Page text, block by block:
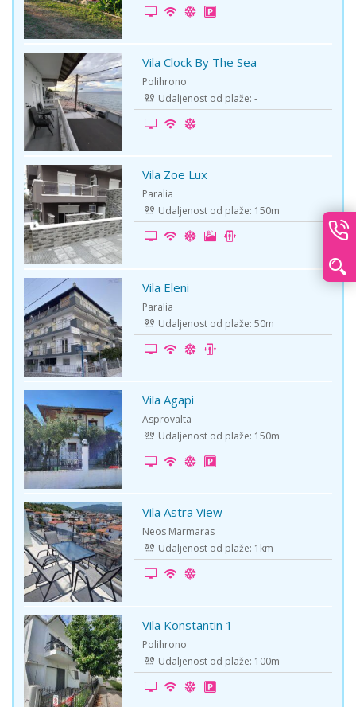
-10% Vila Clock By The Sea
Polihrono
Udaljenost od plaže: -
-5% Vila Zoe Lux
Paralia
Udaljenost od plaže: 150m
-5% Vila Eleni
Paralia
Udaljenost od plaže: 50m
-15% Vila Agapi
Asprovalta
Udaljenost od plaže: 150m
-5% Vila Astra View
Neos Marmaras
Udaljenost od plaže: 1km
-20% Vila Konstantin 1
Polihrono
Udaljenost od plaže: 100m